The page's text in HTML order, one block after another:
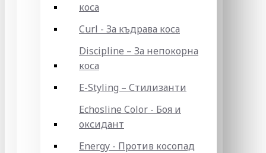
коса
Curl - За къдрава коса
Discipline – За непокорна
коса
E-Styling – Стилизанти
Echosline Color - Боя и
оксидант
Energy - Против косопад